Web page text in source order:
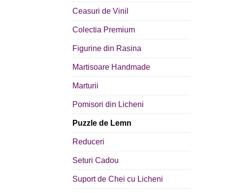
Ceasuri de Vinil
Colectia Premium
Figurine din Rasina
Martisoare Handmade
Marturii
Pomisori din Licheni
Puzzle de Lemn
Reduceri
Seturi Cadou
Suport de Chei cu Licheni